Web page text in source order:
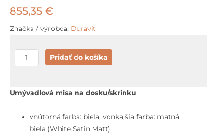
855,35 €
Značka / výrobca: Duravit
množstvo
Duravit
Umývadlo
dosku,
50x35
Pridať do košíka
Umývadlová misa na dosku/skrinku
vnútorná farba: biela, vonkajšia farba: matná
biela (White Satin Matt)